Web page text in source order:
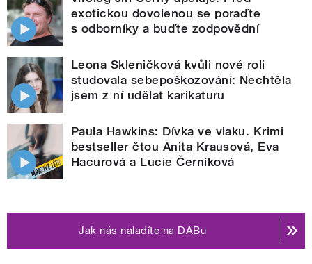
exotickou dovolenou se poraďte
s odborníky a buďte zodpovědní
Leona Skleničková kvůli nové roli
studovala sebepoškozování: Nechtěla
jsem z ní udělat karikaturu
Paula Hawkins: Dívka ve vlaku. Krimi
bestseller čtou Anita Krausová, Eva
Hacurová a Lucie Černíková
Jak nás naladíte na DABu